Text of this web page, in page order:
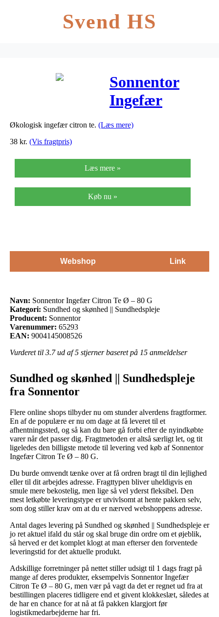
Svend HS
Sonnentor
Ingefær
Citron Te Ø –
Økologisk ingefær citron te. (Læs mere)
38 kr. (Vis fragtpris)
Læs mere »
Køb nu »
Webshop Link
Navn: Sonnentor Ingefær Citron Te Ø – 80 G
Kategori: Sundhed og skønhed || Sundhedspleje
Producent: Sonnentor
Varenummer: 65293
EAN: 9004145008526
Vurderet til 3.7ud af 5 stjerner baseret på 15 anmeldelser
Sundhed og skønhed || Sundhedspleje
fra Sonnentor
Flere online shops tilbyder nu om stunder alverdens fragtformer.
En af de populære er nu om dage at få leveret til et
afhentningssted, og så kan du bare gå forbi efter de nyindkøbte
varer når det passer dig. Fragtmetoden er altså særligt let, og tit
ligeledes den billigste metode til levering ved køb af Sonnentor
Ingefær Citron Te Ø – 80 G.
Du burde omvendt tænke over at få ordren bragt til din lejlighed
eller til dit arbejdes adresse. Fragttypen bliver uheldigvis en
smule mere bekostelig, men lige så vel yderst fleksibel. Den
mest letkøbte leveringstype er utvivlsomt at hente pakken selv,
som dog stiller krav om at du er nærved webshoppens adresse.
Antal dages levering på Sundhed og skønhed || Sundhedspleje er
jo ret aktuel ifald du står og skal bruge din ordre om et øjeblik,
så herved er det komplet klogt at man efterser den forventede
leveringstid for det aktuelle produkt.
Adskillige forretninger på nettet stiller udsigt til 1 dags fragt på
mange af deres produkter, eksempelvis Sonnentor Ingefær
Citron Te Ø – 80 G, men vær på vagt da det er regnet ud fra at
bestillingen placeres tidligere end et givent klokkeslæt, således at
de har en chance for at nå at få pakken klargjort før
logistikmedarbejderne har fri.